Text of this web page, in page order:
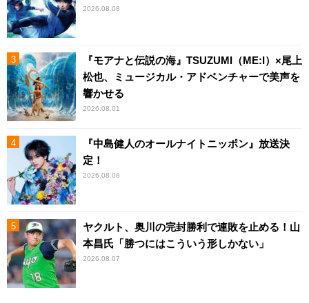
2026.08.08
『モアナと伝説の海』TSUZUMI（ME:I）×尾上
松也、ミュージカル・アドベンチャーで美声を
響かせる
2026.08.01
『中島健人のオールナイトニッポン』放送決
定！
2026.08.08
ヤクルト、奥川の完封勝利で連敗を止める！山
本昌氏「勝つにはこういう形しかない」
2026.08.07